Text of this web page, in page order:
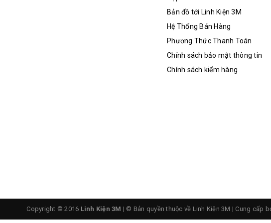
Bản đồ tới Linh Kiện 3M
Hệ Thống Bán Hàng
Phương Thức Thanh Toán
Chính sách bảo mật thông tin
Chính sách kiểm hàng
Copyright © 2016 Linh Kiện 3M | © Bản quyền thuộc về Linh Kiện 3M | Cung cấp